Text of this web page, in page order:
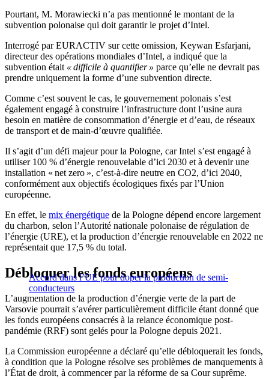
Pourtant, M. Morawiecki n’a pas mentionné le montant de la
subvention polonaise qui doit garantir le projet d’Intel.
Interrogé par EURACTIV sur cette omission, Keywan Esfarjani,
directeur des opérations mondiales d’Intel, a indiqué que la
subvention était « difficile à quantifier » parce qu’elle ne devrait pas
prendre uniquement la forme d’une subvention directe.
Comme c’est souvent le cas, le gouvernement polonais s’est
également engagé à construire l’infrastructure dont l’usine aura
besoin en matière de consommation d’énergie et d’eau, de réseaux
de transport et de main-d’œuvre qualifiée.
Il s’agit d’un défi majeur pour la Pologne, car Intel s’est engagé à
utiliser 100 % d’énergie renouvelable d’ici 2030 et à devenir une
installation « net zero », c’est-à-dire neutre en CO2, d’ici 2040,
conformément aux objectifs écologiques fixés par l’Union
européenne.
En effet, le mix énergétique de la Pologne dépend encore largement
du charbon, selon l’Autorité nationale polonaise de régulation de
l’énergie (URE), et la production d’énergie renouvelable en 2022 ne
représentait que 17,5 % du total.
Accord dans l’UE pour doper la production de semi-
conducteurs
Débloquer les fonds européens
L’augmentation de la production d’énergie verte de la part de
Varsovie pourrait s’avérer particulièrement difficile étant donné que
les fonds européens consacrés à la relance économique post-
pandémie (RRF) sont gelés pour la Pologne depuis 2021.
La Commission européenne a déclaré qu’elle débloquerait les fonds,
à condition que la Pologne résolve ses problèmes de manquements à
l’État de droit, à commencer par la réforme de sa Cour suprême.